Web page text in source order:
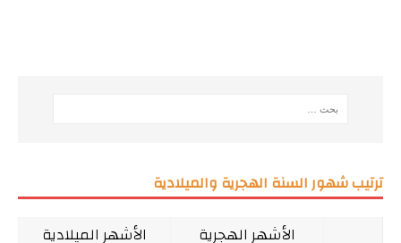
ترتيب شهور السنة الهجرية والميلادية
الأشهر الهجرية
الأشهر الميلادية